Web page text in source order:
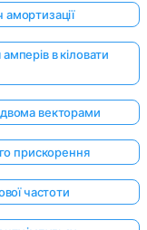
в кіловати
векторами
прискорення
частоти